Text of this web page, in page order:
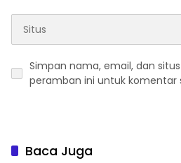
Simpan nama, email, dan
peramban ini untuk komentar
Baca Juga